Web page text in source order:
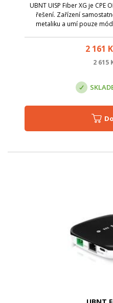
UBNT UISP Fiber XG je CPE
řešení. Zařízení
metaliku a umí pouze
2 161
2 615